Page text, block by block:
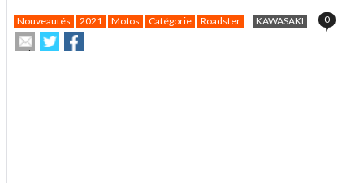
Nouveautés 2021 Motos Catégorie Roadster KAWASAKI 0
Envoyer
cet
Partager
sur
sur